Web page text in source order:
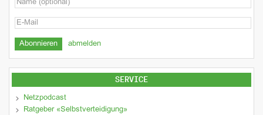
abmelden
SERVICE
Netzpodcast
Ratgeber «Selbstverteidigung»